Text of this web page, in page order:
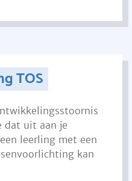
TOS
dat uit aan je
leerling met een
kan